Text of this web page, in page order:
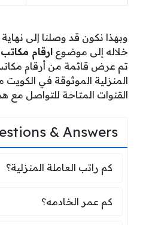
وبهذا نكون قد وصلنا إلى
خلاله إلى موضوع ارقام مكاتب
تم عرض قائمة من أرقام
المنزلية الموثوقة في
القنوات المتاحة للتواصل مع
& Answers
كم راتب العاملة
كم راتب العاملة المنزلية؟
كم عمر الخادمه؟
كم عمر الخادمه؟